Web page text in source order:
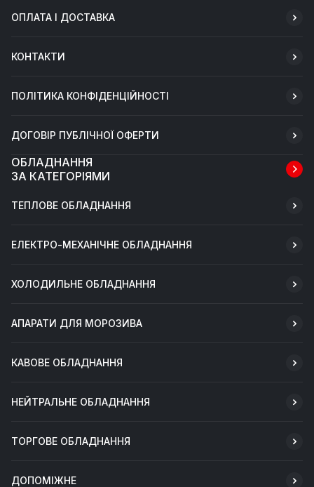
ОПЛАТА І ДОСТАВКА
КОНТАКТИ
ПОЛІТИКА КОНФІДЕНЦІЙНОСТІ
ДОГОВІР ПУБЛІЧНОЇ ОФЕРТИ
ОБЛАДНАННЯ
ЗА КАТЕГОРІЯМИ
ТЕПЛОВЕ ОБЛАДНАННЯ
ЕЛЕКТРО-МЕХАНІЧНЕ ОБЛАДНАННЯ
ХОЛОДИЛЬНЕ ОБЛАДНАННЯ
АПАРАТИ ДЛЯ МОРОЗИВА
КАВОВЕ ОБЛАДНАННЯ
НЕЙТРАЛЬНЕ ОБЛАДНАННЯ
ТОРГОВЕ ОБЛАДНАННЯ
ДОПОМІЖНЕ